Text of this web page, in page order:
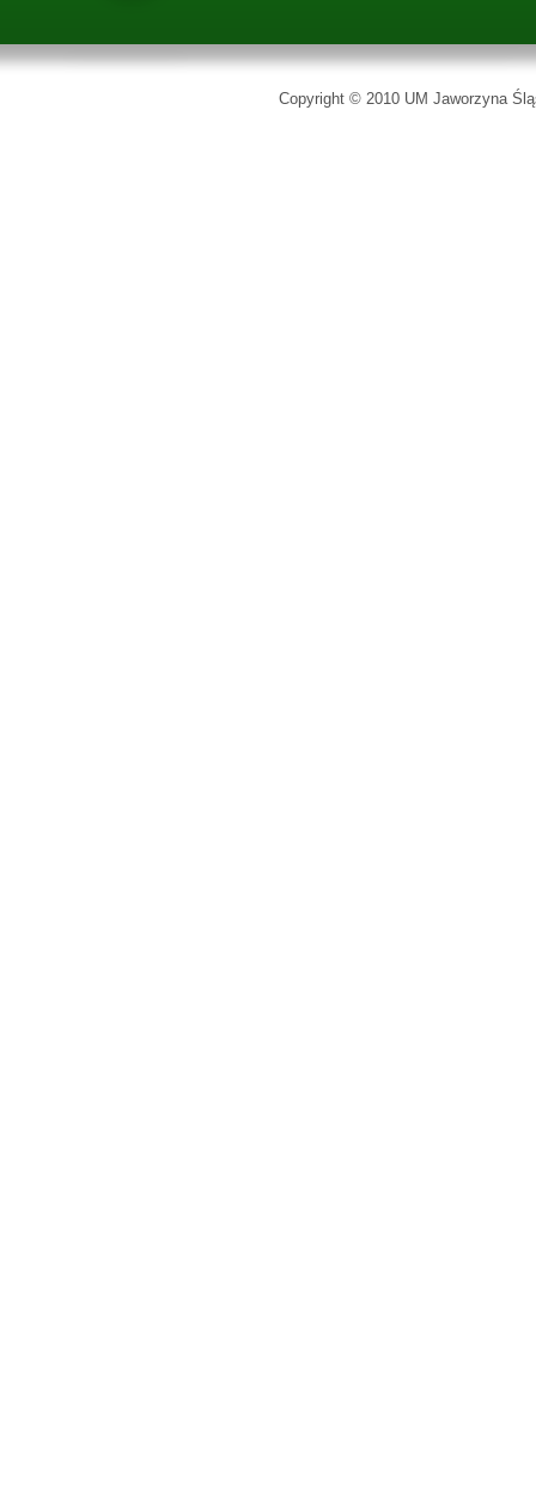
Copyright © 2010 UM Jaworzyna